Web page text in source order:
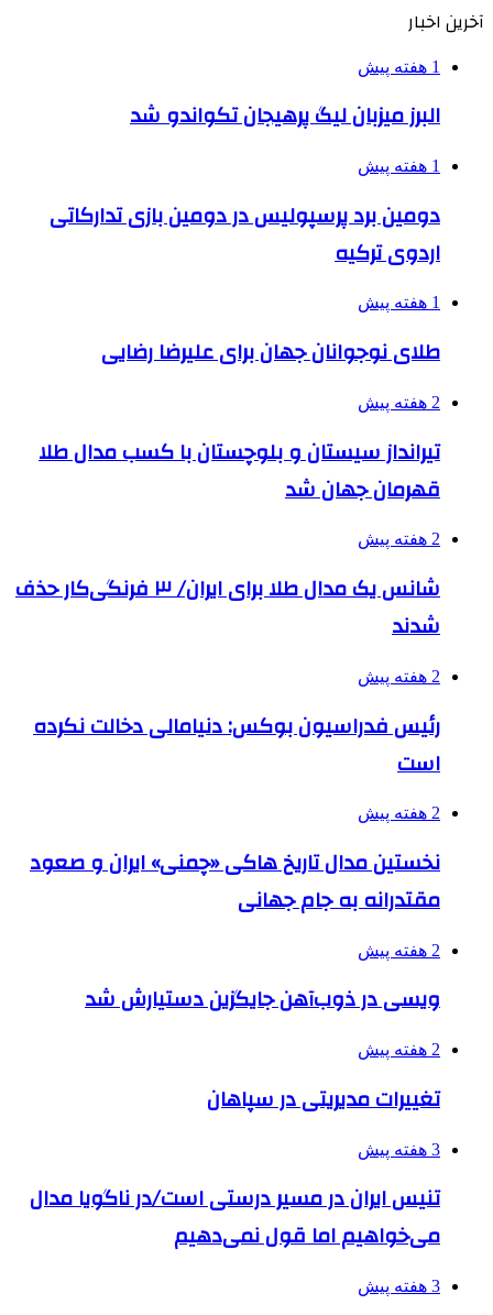
آخرین اخبار
1 هفته پیش
البرز میزبان لیگ پرهیجان تکواندو شد
1 هفته پیش
دومین برد پرسپولیس در دومین بازی تدارکاتی
اردوی ترکیه
1 هفته پیش
طلای نوجوانان جهان برای علیرضا رضایی
2 هفته پیش
تیرانداز سیستان و بلوچستان با کسب مدال طلا
قهرمان جهان شد
2 هفته پیش
شانس یک مدال طلا برای ایران/ ۳ فرنگی‌کار حذف
شدند
2 هفته پیش
رئیس فدراسیون بوکس: دنیامالی دخالت نکرده
است
2 هفته پیش
نخستین مدال تاریخ هاکی «چمنی» ایران و صعود
مقتدرانه به جام جهانی
2 هفته پیش
ویسی در ذوب‌آهن جایگزین دستیارش شد
2 هفته پیش
تغییرات مدیریتی در سپاهان
3 هفته پیش
تنیس ایران در مسیر درستی است/در ناگویا مدال
می‌خواهیم اما قول نمی‌دهیم
3 هفته پیش